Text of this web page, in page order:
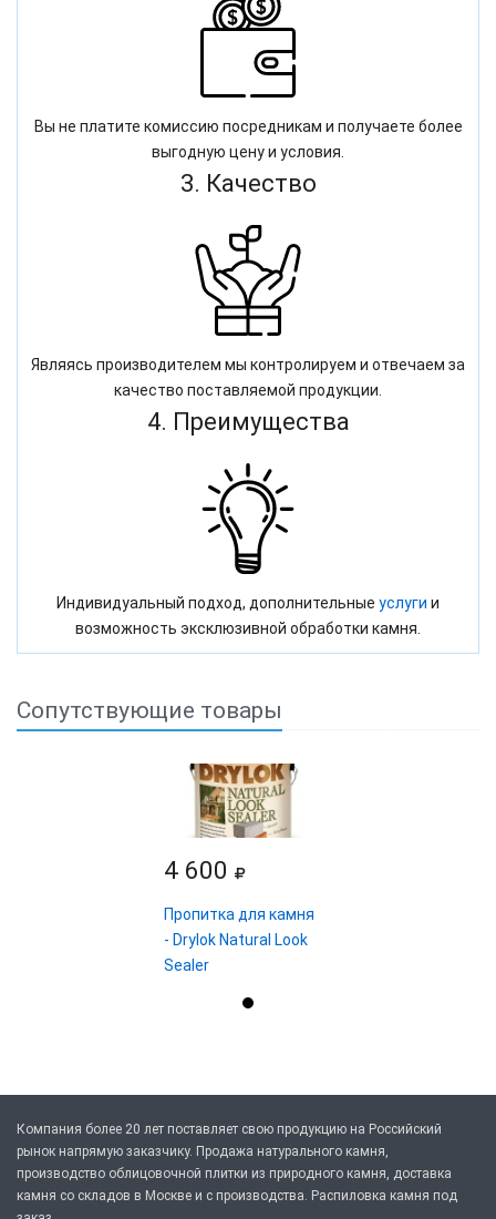
Вы не платите комиссию посредникам и получаете более
выгодную цену и условия.
3. Качество
Являясь производителем мы контролируем и отвечаем за
качество поставляемой продукции.
4. Преимущества
Индивидуальный подход, дополнительные услуги и
возможность эксклюзивной обработки камня.
Сопутствующие товары
4 600
Пропитка для камня
- Drylok Natural Look
Sealer
Компания более 20 лет поставляет свою продукцию на Российский
рынок напрямую заказчику. Продажа натурального камня,
производство облицовочной плитки из природного камня, доставка
камня со складов в Москве и с производства. Распиловка камня под